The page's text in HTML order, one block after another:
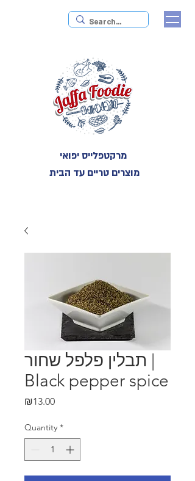
מוצרים טריים עד הבית
תבלין פלפל שחור |
Black pepper spice
₪13.00Price
Quantity *